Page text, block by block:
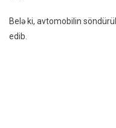
Belə ki, avtomobilin
edib.